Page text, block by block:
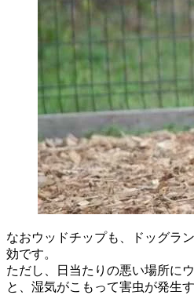
なおウッドチップも、ドッグラ
効です。
ただし、日当たりの悪い場所に
と、湿気がこもって害虫が発生